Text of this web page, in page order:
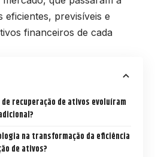
eficientes, previsíveis e
financeiros de cada
recuperação de ativos evoluíram
na transformação da eficiência
de ativos?